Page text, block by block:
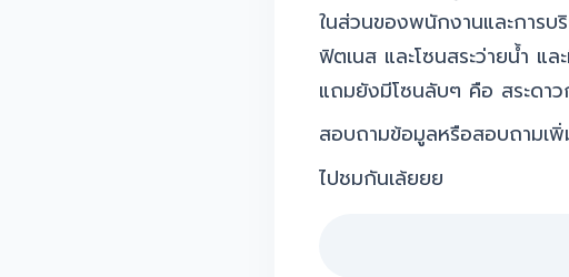
ในส่วนของพนักงานและการ
ฟิตเนส และโซนสระว่ายน้ำ แ
แถมยังมีโซนลับๆ คือ สระดา
สอบถามข้อมูลหรือสอบถามเ
ไปชมกันเล้ยยย